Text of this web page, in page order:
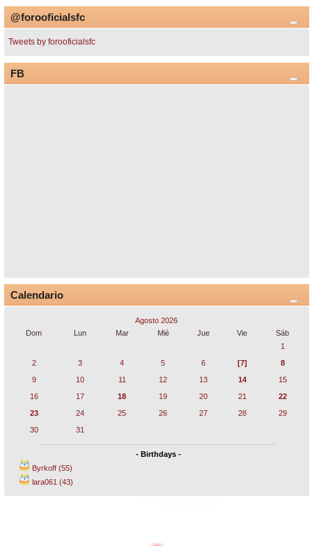
@forooficialsfc
Tweets by forooficialsfc
FB
Calendario
Agosto 2026
Dom
Lun Mar Mié Jue Vie
Sáb
1
2
3 4 5 6 [7]
8
9
10 11 12 13 14
15
16
17 18 19 20 21
22
23
24 25 26 27 28
29
30
31
- Birthdays -
Byrkoff (55)
lara061 (43)